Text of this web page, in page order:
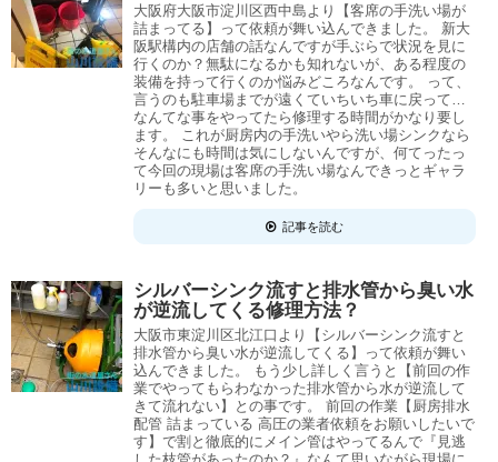
大阪府大阪市淀川区西中島より【客席の手洗い場が
詰まってる】って依頼が舞い込んできました。 新大
阪駅構内の店舗の話なんですが手ぶらで状況を見に
行くのか？無駄になるかも知れないが、ある程度の
装備を持って行くのか悩みどころなんです。 って、
言うのも駐車場までが遠くていちいち車に戻って…
なんてな事をやってたら修理する時間がかなり要し
ます。 これが厨房内の手洗いやら洗い場シンクなら
そんなにも時間は気にしないんですが、何てったっ
て今回の現場は客席の手洗い場なんできっとギャラ
リーも多いと思いました。
記事を読む
シルバーシンク流すと排水管から臭い水
が逆流してくる修理方法？
大阪市東淀川区北江口より【シルバーシンク流すと
排水管から臭い水が逆流してくる】って依頼が舞い
込んできました。 もう少し詳しく言うと【前回の作
業でやってもらわなかった排水管から水が逆流して
きて流れない】との事です。 前回の作業【厨房排水
配管 詰まっている 高圧の業者依頼をお願いしたいで
す】で割と徹底的にメイン管はやってるんで『見逃